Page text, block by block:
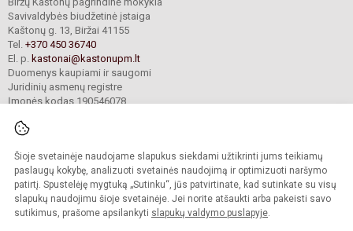
Šioje svetainėje naudojame slapukus siekdami užtikrinti jums teikiamų
paslaugų kokybę, analizuoti svetainės naudojimą ir optimizuoti naršymo
patirtį. Spustelėję mygtuką „Sutinku“, jūs patvirtinate, kad sutinkate su visų
slapukų naudojimu šioje svetainėje. Jei norite atšaukti arba pakeisti savo
sutikimus, prašome apsilankyti slapukų valdymo puslapyje.
Savivaldybės biudžetinė įstaiga
Kaštonų g. 13, Biržai 41155
Tel. +370 450 36740
El. p. kastonai@kastonupm.lt
Duomenys kaupiami ir saugomi
Juridinių asmenų registre
Įmonės kodas 190546078
© 2024. Biržų Kaštonų pagrindinė mokykla. Visos teisės saugomos.
Kopijuoti turinį be raštiško įstaigos administracijos sutikimo griežtai draudžiama.
Prieinamumo paraiška Slapukų valdymas
Sumanus būdas atnaujinti